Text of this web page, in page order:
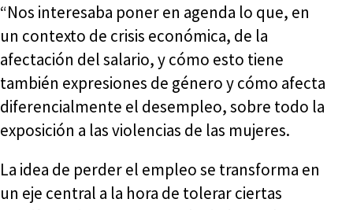
“Nos interesaba poner en agenda lo que, en
un contexto de crisis económica, de la
afectación del salario, y cómo esto tiene
también expresiones de género y cómo afecta
diferencialmente el desempleo, sobre todo la
exposición a las violencias de las mujeres.
La idea de perder el empleo se transforma en
un eje central a la hora de tolerar ciertas